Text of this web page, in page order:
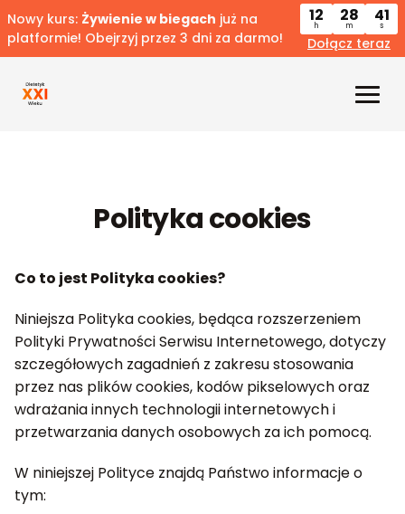
Nowy kurs: Żywienie w biegach już na
platformie! Obejrzyj przez 3 dni za darmo!
12
h
28
m
40
s
Dołącz teraz
Polityka cookies
Co to jest Polityka cookies?
Niniejsza Polityka cookies, będąca rozszerzeniem
Polityki Prywatności Serwisu Internetowego, dotyczy
szczegółowych zagadnień z zakresu stosowania
przez nas plików cookies, kodów pikselowych oraz
wdrażania innych technologii internetowych i
przetwarzania danych osobowych za ich pomocą.
W niniejszej Polityce znajdą Państwo informacje o
tym: